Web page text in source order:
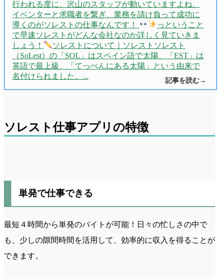
行われる度に、沢山のスタッフが動いていますよね。
イベンターと求職者を繋ぎ、業務を請け負って成功に
導くのがソレストの仕事なんです！
っということ
で早速ソレストがどんな会社なのか詳しく見ていきま
しょう！
ソレストについて｜ソレストソレスト
（SoLest）の「SOL」はスペイン語で太陽、「EST」は
英語で最上級、「てっぺんにある太陽」という由来で
名付けられました。...
ソレスト仕事アプリの特徴
単発で仕事できる
最短４時間から単発のバイトが可能！日々の忙しさの中で
も、少しの隙間時間を活用して、効率的に収入を得ることが
できます。